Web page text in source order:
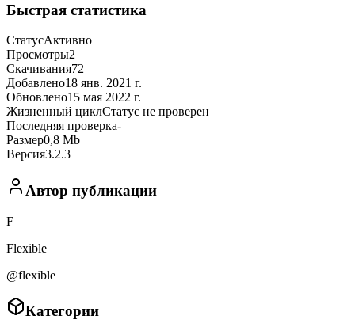
Быстрая статистика
СтатусАктивно
Просмотры2
Скачивания72
Добавлено18 янв. 2021 г.
Обновлено15 мая 2022 г.
Жизненный циклСтатус не проверен
Последняя проверка-
Размер0,8 Mb
Версия3.2.3
Автор публикации
F
Flexible
@flexible
Категории